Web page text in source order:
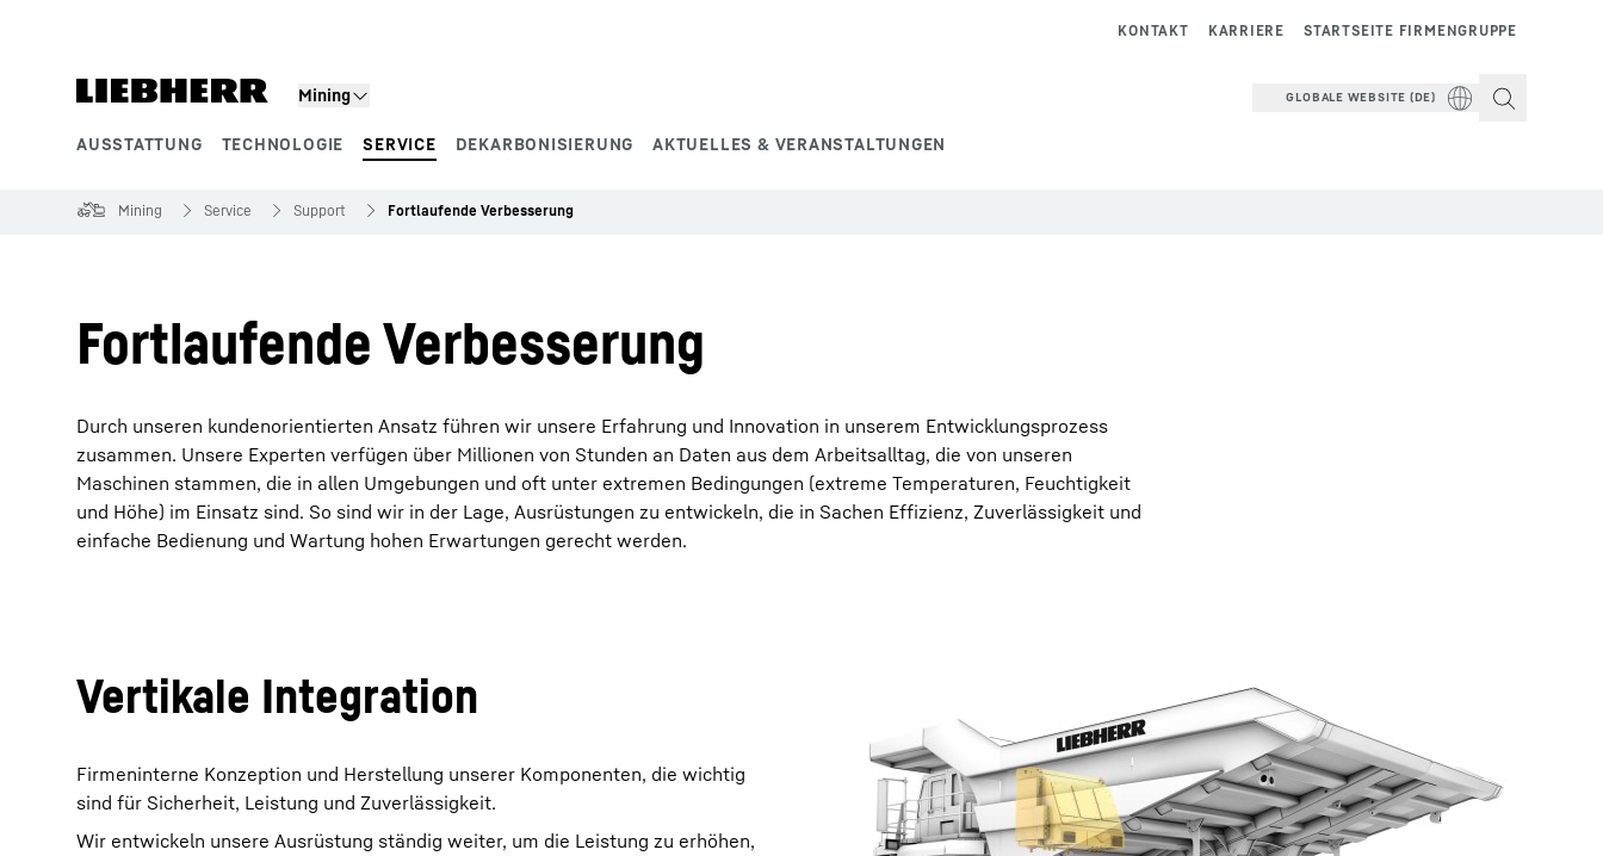
Mining
AUSSTATTUNG TECHNOLOGIE SERVICE DEKARBONISIERUNG AKTUELLES & VERANSTALTUNGEN
STARTSEITE FIRMENGRUPPE
KARRIERE
KONTAKT
GLOBALE WEBSITE (DE)
Mehr über die Firmengruppe Karriere bei Liebherr
Mining Service Support Fortlaufende Verbesserung
Fortlaufende Verbesserung
Durch unseren kundenorientierten Ansatz führen wir unsere Erfahrung und Innovation in unserem Entwicklungsprozess
zusammen. Unsere Experten verfügen über Millionen von Stunden an Daten aus dem Arbeitsalltag, die von unseren
Maschinen stammen, die in allen Umgebungen und oft unter extremen Bedingungen (extreme Temperaturen, Feuchtigkeit
und Höhe) im Einsatz sind. So sind wir in der Lage, Ausrüstungen zu entwickeln, die in Sachen Effizienz, Zuverlässigkeit und
einfache Bedienung und Wartung hohen Erwartungen gerecht werden.
Vertikale Integration
Firmeninterne Konzeption und Herstellung unserer Komponenten, die wichtig
sind für Sicherheit, Leistung und Zuverlässigkeit.
Wir entwickeln unsere Ausrüstung ständig weiter, um die Leistung zu erhöhen,